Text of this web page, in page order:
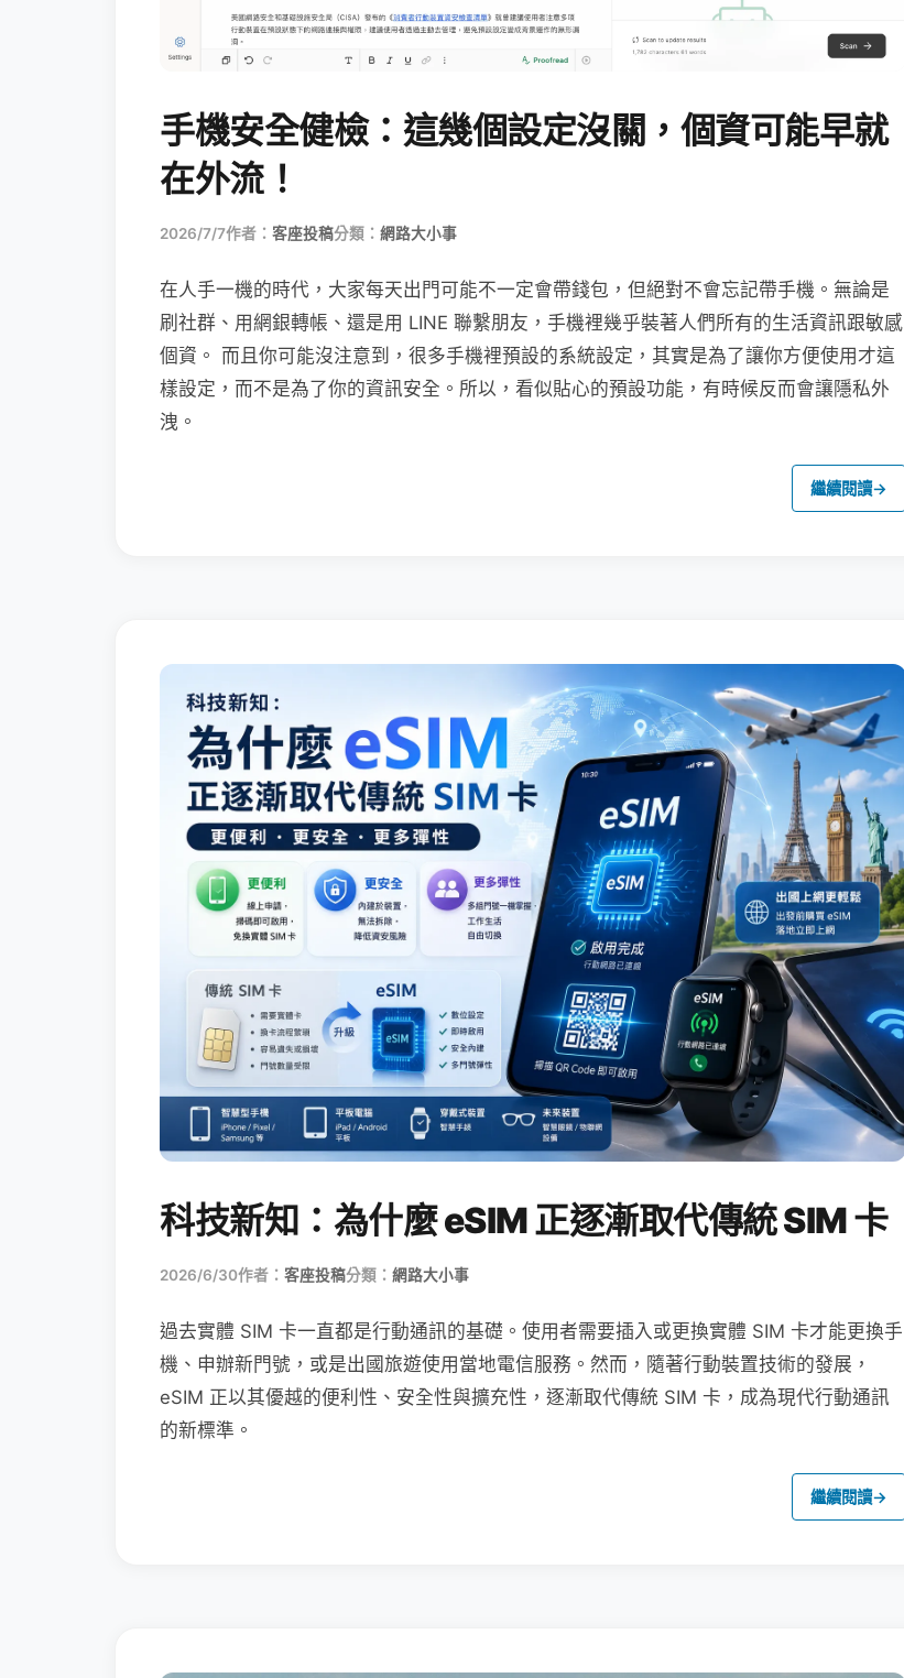
手機安全健檢：這幾個設定沒關，個資可能早就
在外流！
2026/7/7作者： 客座投稿分類： 網路大小事
在人手一機的時代，大家每天出門可能不一定會帶錢包，但絕對不會忘記帶手機。無論是
刷社群、用網銀轉帳、還是用 LINE 聯繫朋友，手機裡幾乎裝著人們所有的生活資訊跟敏感
個資。 而且你可能沒注意到，很多手機裡預設的系統設定，其實是為了讓你方便使用才這
樣設定，而不是為了你的資訊安全。所以，看似貼心的預設功能，有時候反而會讓隱私外
洩。
繼續閱讀→
科技新知：為什麼 eSIM 正逐漸取代傳統 SIM 卡
2026/6/30作者： 客座投稿分類： 網路大小事
過去實體 SIM 卡一直都是行動通訊的基礎。使用者需要插入或更換實體 SIM 卡才能更換手
機、申辦新門號，或是出國旅遊使用當地電信服務。然而，隨著行動裝置技術的發展，
eSIM 正以其優越的便利性、安全性與擴充性，逐漸取代傳統 SIM 卡，成為現代行動通訊
的新標準。
繼續閱讀→